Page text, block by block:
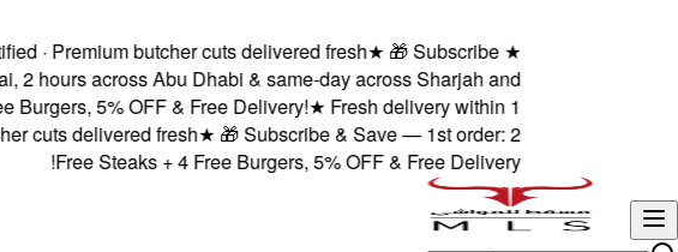
★
butcher cuts delivered fresh★🎁 Subscribe
across Abu Dhabi & same-day across Sharjah and
5% OFF & Free Delivery!★Fresh delivery within 1
delivered fresh★🎁 Subscribe & Save — 1st order: 2
Free Steaks + 4 Free Burgers, 5% OFF & Free Delivery!